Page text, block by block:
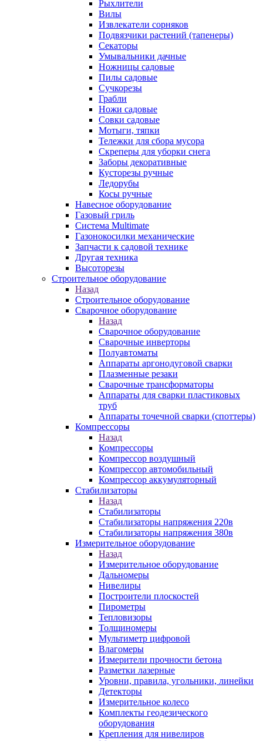
Рыхлители
Вилы
Извлекатели сорняков
Подвязчики растений (тапенеры)
Секаторы
Умывальники дачные
Ножницы садовые
Пилы садовые
Сучкорезы
Грабли
Ножи садовые
Совки садовые
Мотыги, тяпки
Тележки для сбора мусора
Скреперы для уборки снега
Заборы декоративные
Кусторезы ручные
Ледорубы
Косы ручные
Навесное оборудование
Газовый гриль
Система Multimate
Газонокосилки механические
Запчасти к садовой технике
Другая техника
Высоторезы
Строительное оборудование
Назад
Строительное оборудование
Сварочное оборудование
Назад
Сварочное оборудование
Сварочные инверторы
Полуавтоматы
Аппараты аргонодуговой сварки
Плазменные резаки
Сварочные трансформаторы
Аппараты для сварки пластиковых
труб
Аппараты точечной сварки (споттеры)
Компрессоры
Назад
Компрессоры
Компрессор воздушный
Компрессор автомобильный
Компрессор аккумуляторный
Стабилизаторы
Назад
Стабилизаторы
Стабилизаторы напряжения 220в
Стабилизаторы напряжения 380в
Измерительное оборудование
Назад
Измерительное оборудование
Дальномеры
Нивелиры
Построители плоскостей
Пирометры
Тепловизоры
Толщиномеры
Мультиметр цифровой
Влагомеры
Измерители прочности бетона
Разметки лазерные
Уровни, правила, угольники, линейки
Детекторы
Измерительное колесо
Комплекты геодезического
оборудования
Крепления для нивелиров